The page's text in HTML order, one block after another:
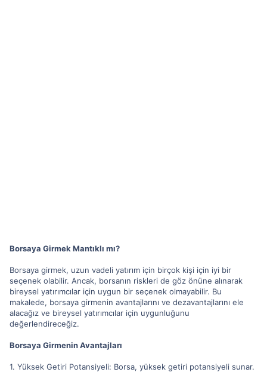
Borsaya Girmek Mantıklı mı?
Borsaya girmek, uzun vadeli yatırım için birçok kişi için iyi bir
seçenek olabilir. Ancak, borsanın riskleri de göz önüne alınarak
bireysel yatırımcılar için uygun bir seçenek olmayabilir. Bu
makalede, borsaya girmenin avantajlarını ve dezavantajlarını ele
alacağız ve bireysel yatırımcılar için uygunluğunu
değerlendireceğiz.
Borsaya Girmenin Avantajları
1. Yüksek Getiri Potansiyeli: Borsa, yüksek getiri potansiyeli sunar.